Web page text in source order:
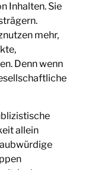
Inhalten. Sie
mehr,
Denn wenn
allein